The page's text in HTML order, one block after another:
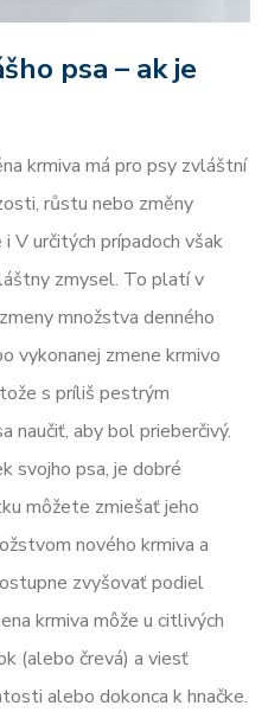
psa – ak je
krmiva má pro psy zvláštní
růstu nebo změny
V určitých prípadoch však
zmysel. To platí v
množstva denného
vykonanej zmene krmivo
s príliš pestrým
naučiť, aby bol prieberčivý.
svojho psa, je dobré
môžete zmiešať jeho
nového krmiva a
zvyšovať podiel
krmiva môže u citlivých
(alebo črevá) a viesť
alebo dokonca k hnačke.